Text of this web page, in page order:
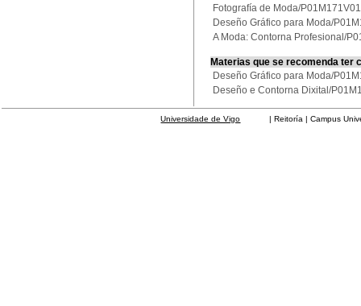
Fotografía de Moda/
Deseño Gráfico para Moda/
A Moda: Contorna Profesional/
Materias que se recomenda ter
Deseño Gráfico para Moda/
Deseño e Contorna Dixital/
Universidade de Vigo | Reitoría | Campus